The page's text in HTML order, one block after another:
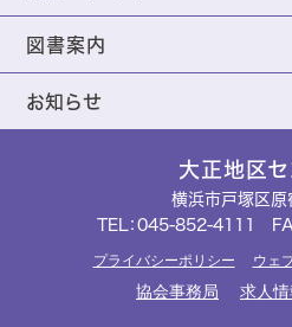
図書案内
お知らせ
大正地区セ
横浜市戸塚区原
TEL： 045-852-4111
プライバシーポリシー ウェ
協会事務局 求人情